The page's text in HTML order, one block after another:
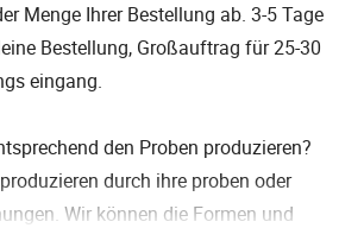
Menge Ihrer Bestellung ab. 3-5 Tage
Bestellung, Großauftrag für 25-30
eingang.
den Proben produzieren?
durch ihre proben oder
Wir können die Formen und